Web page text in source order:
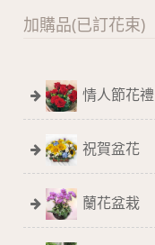
加購品(已訂花束)
情人節花禮
祝賀盆花
蘭花盆栽